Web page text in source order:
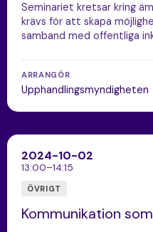
Seminariet kretsar kring
krävs för att skapa
samband med offentliga
ARRANGÖR
Upphandlingsmyndigheten
2024-10-02
13:00–14:15
ÖVRIGT
Kommunikation